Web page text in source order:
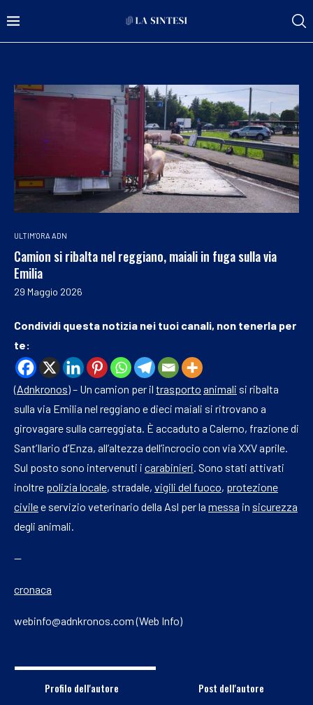
ULTIM'ORA ADN
Camion si ribalta nel reggiano, maiali in fuga sulla via
Emilia
29 Maggio 2026
Condividi questa notizia nei tuoi canali, non tenerla per
te:
(Adnkronos) – Un camion per il trasporto animali si ribalta
sulla via Emilia nel reggiano e dieci maiali si ritrovano a
girovagare sulla carreggiata. È accaduto a Calerno, frazione di
Sant’Ilario d’Enza, all’altezza dell’incrocio con via XXV aprile.
Sul posto sono intervenuti i carabinieri. Sono stati attivati
inoltre polizia locale, stradale, vigili del fuoco, protezione
civilee servizio veterinario della Asl per la messa in sicurezza
degli animali.
—
cronaca
webinfo@adnkronos.com (Web Info)
Profilo dell'autore Post dell'autore